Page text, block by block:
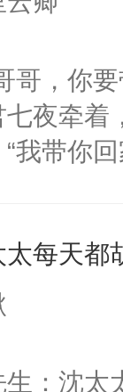
宫斗选手
哥，你
七夜牵着
“我带你
一辈子护
教过他
因为有你
太每天都
生：沈太